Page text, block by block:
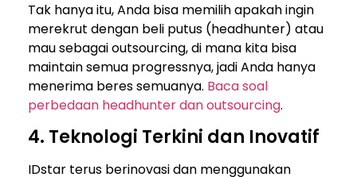
Tak hanya itu, Anda bisa memilih apakah ingin
merekrut dengan beli putus (headhunter) atau
mau sebagai outsourcing, di mana kita bisa
maintain semua progressnya, jadi Anda hanya
menerima beres semuanya. Baca soal
perbedaan headhunter dan outsourcing.
4. Teknologi Terkini dan Inovatif
IDstar terus berinovasi dan menggunakan